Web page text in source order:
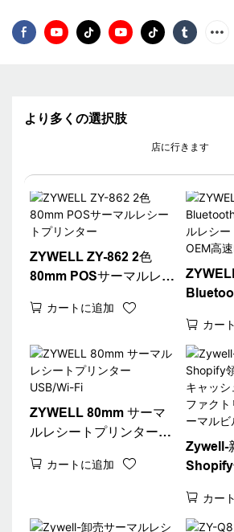
より多くの選択肢
店に行きます
ZYWELL ZY-862 2色
80mm POSサーマルレシ
カートに追加
ー |
ター
カー
ZYWELL 80mm サーマ
ルレシートプリンター
カートに追加
Zywell-
Shopify
ポート
80mm
カー